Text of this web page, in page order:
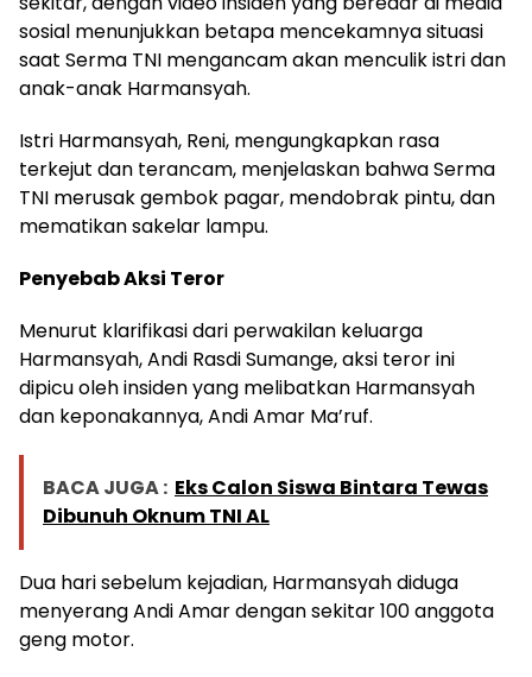
sosial menunjukkan betapa mencekamnya situasi
saat Serma TNI mengancam akan menculik istri dan
anak-anak Harmansyah.
Istri Harmansyah, Reni, mengungkapkan rasa
terkejut dan terancam, menjelaskan bahwa Serma
TNI merusak gembok pagar, mendobrak pintu, dan
mematikan sakelar lampu.
Penyebab Aksi Teror
Menurut klarifikasi dari perwakilan keluarga
Harmansyah, Andi Rasdi Sumange, aksi teror ini
dipicu oleh insiden yang melibatkan Harmansyah
dan keponakannya, Andi Amar Ma’ruf.
BACA JUGA : Eks Calon Siswa Bintara Tewas
Dibunuh Oknum TNI AL
Dua hari sebelum kejadian, Harmansyah diduga
menyerang Andi Amar dengan sekitar 100 anggota
geng motor.